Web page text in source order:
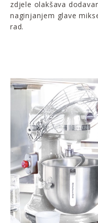
zdjele olakšava
naginjanjem glave
rad.